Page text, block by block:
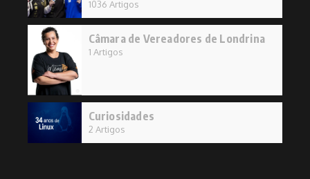
1036 Artigos
Câmara de Vereadores de Londrina
1 Artigos
Curiosidades
2 Artigos